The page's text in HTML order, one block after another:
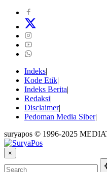
Indeks
Kode Etik
Indeks Berita
Redaksi
Disclaimer
Pedoman Media Siber
suryapos © 1996-2025
×